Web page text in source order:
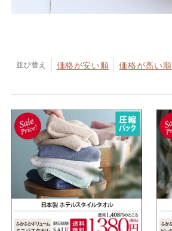
並び替え 価格が安い順 価格が高い順